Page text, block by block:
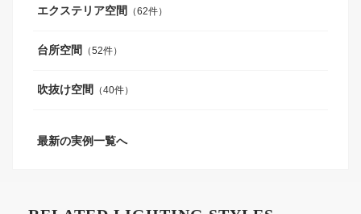
エクステリア空間 （62件）
台所空間 （52件）
吹抜け空間 （40件）
最新の実例一覧へ